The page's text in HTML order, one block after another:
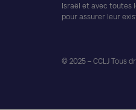
Israël et avec toutes
pour assurer leur
© 2025 – CCLJ Tous